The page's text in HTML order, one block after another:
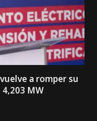
a romper su
MW